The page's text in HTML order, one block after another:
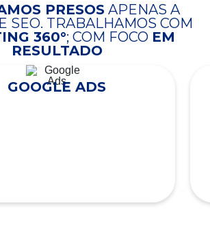
PRESOSAPENAS A
SEO. TRABALHAMOS COM
360°; COM FOCO EM
RESULTADO
GOOGLE ADS